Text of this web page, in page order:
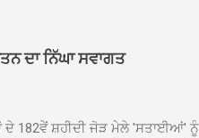
ਦਾ ਨਿੱਘਾ ਸਵਾਗਤ
ਦੇ 182ਵੇਂ ਸ਼ਹੀਦੀ ਜੋੜ ਮੇਲੇ 'ਸਤਾਈਆਂ'